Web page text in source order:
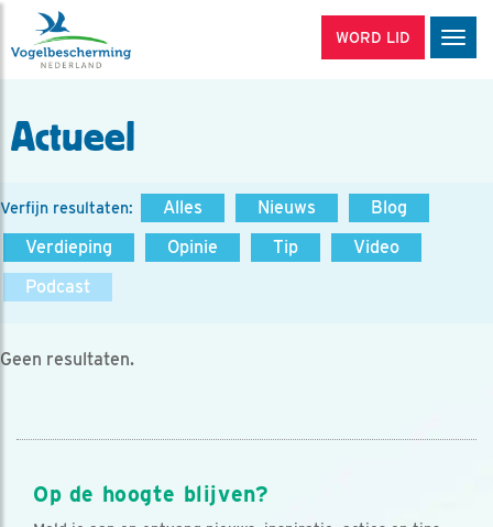
WORD LID
Actueel
Verfijn resultaten: Alles Nieuws
Blog
Verdieping
Opinie Tip
Video
Podcast
Geen resultaten.
Op de hoogte blijven?